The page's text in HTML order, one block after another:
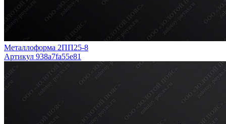
Металлоформа 2ПП25-8
Артикул 938a7fa55e81